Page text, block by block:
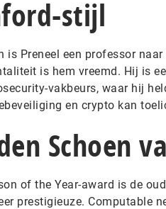
stijl
is Preneel een professor
is hem vreemd. Hij is
vakbeurs, waar hij
en crypto kan
Schoen
of the Year-award is de
prestigieuze. Computable